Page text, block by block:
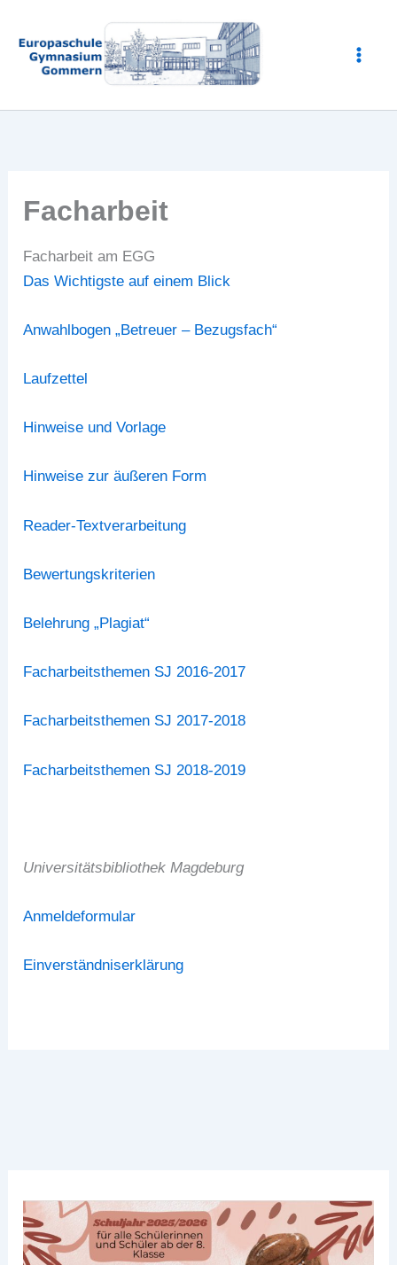
Inhalt
springen
Facharbeit
Facharbeit am EGG
Das Wichtigste auf einem Blick
Anwahlbogen „Betreuer – Bezugsfach“
Laufzettel
Hinweise und Vorlage
Hinweise zur äußeren Form
Reader-Textverarbeitung
Bewertungskriterien
Belehrung „Plagiat“
Facharbeitsthemen SJ 2016-2017
Facharbeitsthemen SJ 2017-2018
Facharbeitsthemen SJ 2018-2019
Universitätsbibliothek Magdeburg
Anmeldeformular
Einverständniserklärung